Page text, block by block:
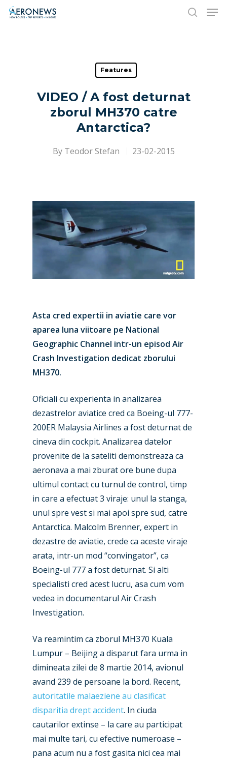
Hit enter to search or ESC to close
Features
VIDEO / A fost deturnat
zborul MH370 catre
Antarctica?
By Teodor Stefan 23-02-2015
Asta cred expertii in aviatie care vor
aparea luna viitoare pe National
Geographic Channel intr-un episod Air
Crash Investigation dedicat zborului
MH370.
Oficiali cu experienta in analizarea
dezastrelor aviatice cred ca Boeing-ul 777-
200ER Malaysia Airlines a fost deturnat de
cineva din cockpit. Analizarea datelor
provenite de la sateliti demonstreaza ca
aeronava a mai zburat ore bune dupa
ultimul contact cu turnul de control, timp
in care a efectuat 3 viraje: unul la stanga,
unul spre vest si mai apoi spre sud, catre
Antarctica. Malcolm Brenner, expert in
dezastre de aviatie, crede ca aceste viraje
arata, intr-un mod “convingator”, ca
Boeing-ul 777 a fost deturnat. Si alti
specialisti cred acest lucru, asa cum vom
vedea in documentarul Air Crash
Investigation.
Va reamintim ca zborul MH370 Kuala
Lumpur – Beijing a disparut fara urma in
dimineata zilei de 8 martie 2014, avionul
avand 239 de persoane la bord. Recent,
autoritatile malaeziene au clasificat
disparitia drept accident. In ciuda
cautarilor extinse – la care au participat
mai multe tari, cu efective numeroase –
pana acum nu a fost gasita nici cea mai
New Routes
Industry
Accidents / Incidents
Airshows
Dubai 2025
Paris 2023
Farnborough 2022
Dubai 2019
Paris 2019
Business Jets
Marketplace
Jobs
Contact